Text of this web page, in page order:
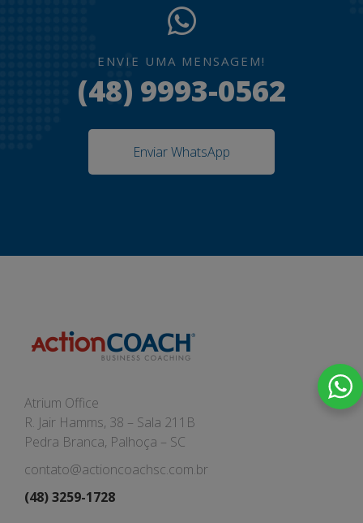
ENVIE UMA MENSAGEM!
(48) 9993-0562
Enviar WhatsApp
Atrium Office
R. Jair Hamms, 38 – Sala 211B
Pedra Branca, Palhoça – SC
contato@actioncoachsc.com.br
(48) 3259-1728